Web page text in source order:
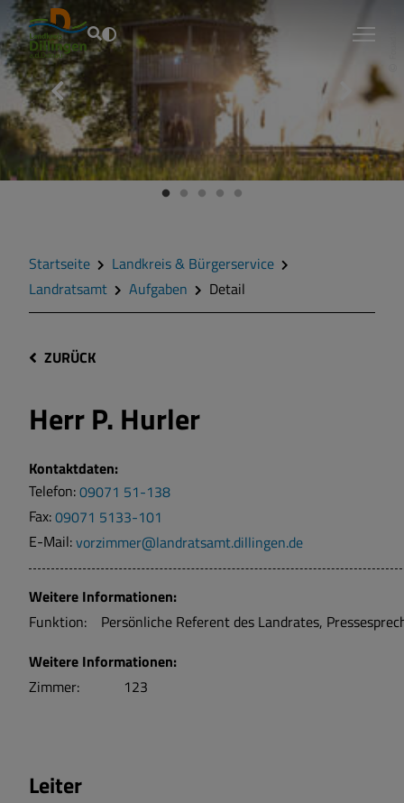
Fouad Vollmer
Startseite
Landkreis & Bürgerservice
Landratsamt
Aufgaben Detail
ZURÜCK
HerrP. Hurler
Kontaktdaten:
Telefon:09071 51-138
Fax:09071 5133-101
E-Mail:vorzimmer@landratsamt.dillingen.de
Weitere Informationen:
Funktion:
Persönliche Referent des Landrates,
Weitere Informationen:
Zimmer:
123
Leiter